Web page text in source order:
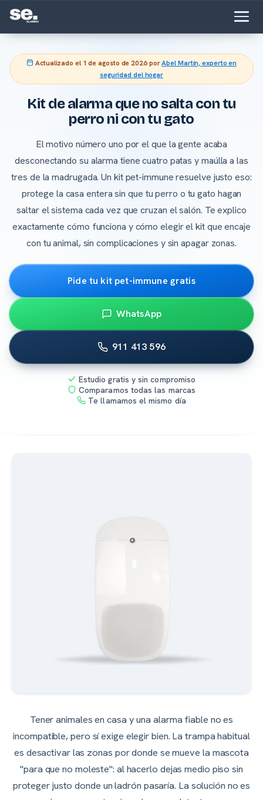
Actualizado el 1 de agosto de 2026porAbel Martín, experto en
seguridad del hogar
Kit de alarma que no salta con tu
perro ni con tu gato
El motivo número uno por el que la gente acaba
desconectando su alarma tiene cuatro patas y maúlla a las
tres de la madrugada. Un kit pet-immune resuelve justo eso:
protege la casa entera sin que tu perro o tu gato hagan
saltar el sistema cada vez que cruzan el salón. Te explico
exactamente cómo funciona y cómo elegir el kit que encaje
con tu animal, sin complicaciones y sin apagar zonas.
Pide tu kit pet-immune gratis
WhatsApp
911 413 596
Estudio gratis y sin compromiso
Comparamos todas las marcas
Te llamamos el mismo día
Tener animales en casa y una alarma fiable no es
incompatible, pero sí exige elegir bien. La trampa habitual
es desactivar las zonas por donde se mueve la mascota
"para que no moleste": al hacerlo dejas medio piso sin
proteger justo donde un ladrón pasaría. La solución no es